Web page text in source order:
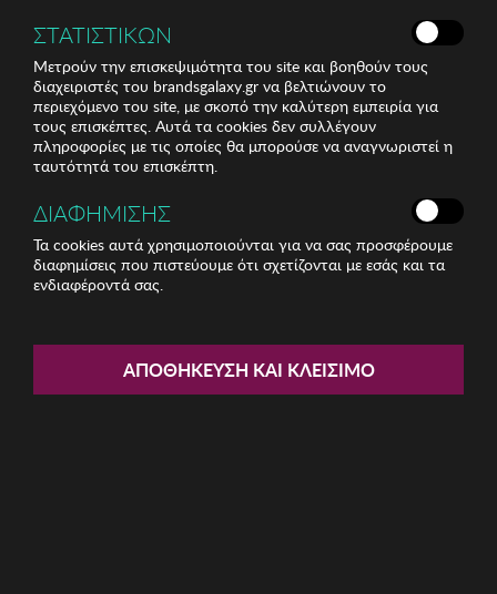
Γυναικείο Σλιπ Selene
ΣΤΑΤΙΣΤΙΚΩΝ
Μετρούν την επισκεψιμότητα του site και βοηθούν τους
διαχειριστές του brandsgalaxy.gr να βελτιώνουν το
περιεχόμενο του site, με σκοπό την καλύτερη εμπειρία για
τους επισκέπτες. Αυτά τα cookies δεν συλλέγουν
πληροφορίες με τις οποίες θα μπορούσε να αναγνωριστεί η
ταυτότητά του επισκέπτη.
ΔΙΑΦΗΜΙΣΗΣ
Τα cookies αυτά χρησιμοποιούνται για να σας προσφέρουμε
διαφημίσεις που πιστεύουμε ότι σχετίζονται με εσάς και τα
ενδιαφέροντά σας.
ΑΠΟΘΉΚΕΥΣΗ ΚΑΙ ΚΛΕΊΣΙΜΟ